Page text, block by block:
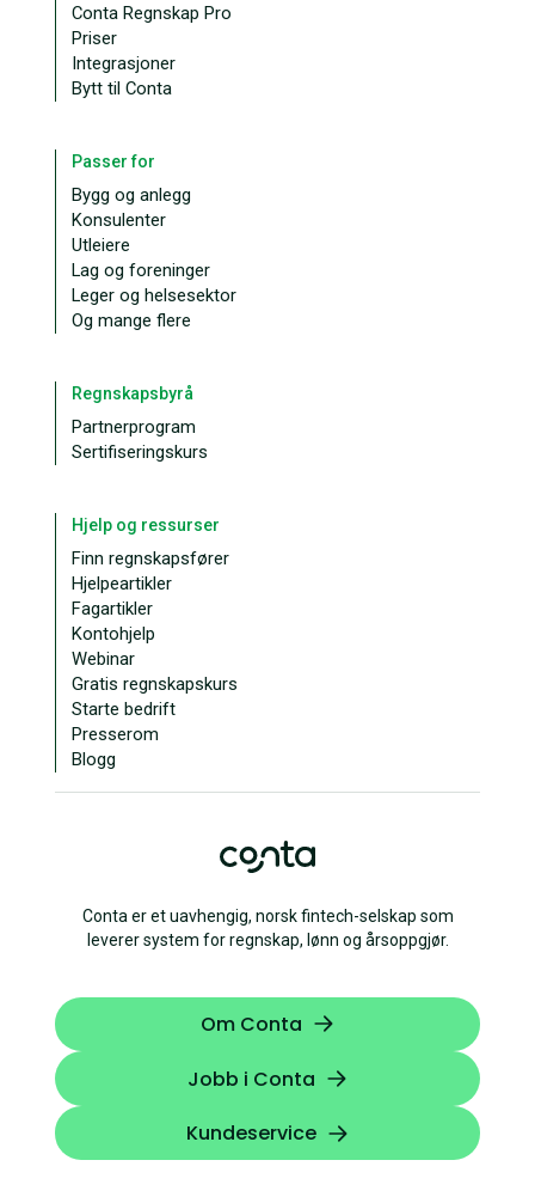
Conta er et uavhengig, norsk fintech-selskap som
leverer system for regnskap, lønn og årsoppgjør.
Om Conta
Jobb i Conta
Kundeservice
Conta Regnskap Pro
Priser
Integrasjoner
Bytt til Conta
Passer for
Bygg og anlegg
Konsulenter
Utleiere
Lag og foreninger
Leger og helsesektor
Og mange flere
Regnskapsbyrå
Partnerprogram
Sertifiseringskurs
Hjelp og ressurser
Finn regnskapsfører
Hjelpeartikler
Fagartikler
Kontohjelp
Webinar
Gratis regnskapskurs
Starte bedrift
Presserom
Blogg